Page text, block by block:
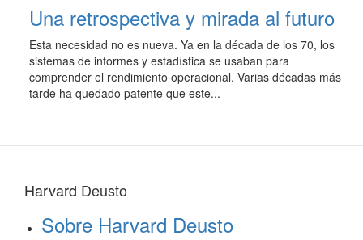
Una retrospectiva y mirada al futuro
Esta necesidad no es nueva. Ya en la década de los 70, los
sistemas de informes y estadística se usaban para
comprender el rendimiento operacional. Varias décadas más
tarde ha quedado patente que este...
Harvard Deusto
Sobre Harvard Deusto